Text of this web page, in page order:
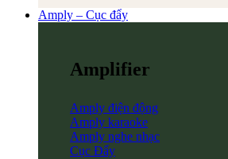
Amply – Cục đẩy
Amplifier
Amply điện động
Amply karaoke
Amply nghe nhạc
Cục Đẩy